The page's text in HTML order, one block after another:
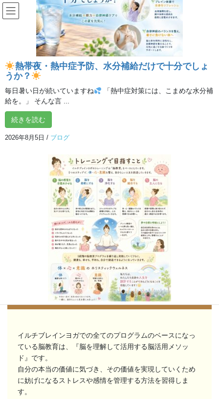
コ
ン
ス
ッ
プ
ナ
ビ
ン
移
動
投稿
HOME
海のように深い呼吸で心からリラックス！呼吸瞑想ヨガ体験会！
所沢
2026年1月28日 / 最終更新日時 :
所沢
体験レッスンでお待ちしています
イルチブレインヨガでの全てのプログラムのベースになっ
ている脳教育は、『脳を理解して活用する脳活用メソッ
ド』です。
自分の本当の価値に気づき、その価値を実現していくため
に妨げになるストレスや感情を管理する方法を習得しま
す。
熱帯夜・熱中症予防、水分補給だけで十分でしょ
うか？
毎日暑い日が続いていますね
「熱中症対策には、こまめな水分補
給を。」 そんな言 ...
続きを読む
2026年8月5日 / ブログ
**トレーニングで目指していること**
育」をベースにしたトレ ...
続きを読む
2026年8月4日/ブログ